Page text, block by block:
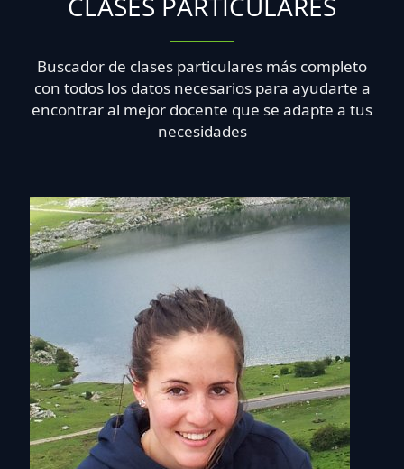
Buscador de clases particulares más completo
con todos los datos necesarios para ayudarte a
encontrar al mejor docente que se adapte a tus
necesidades